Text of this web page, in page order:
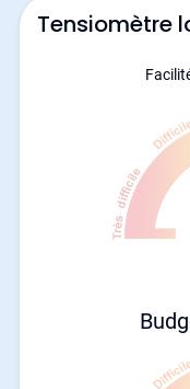
Tensiomètre